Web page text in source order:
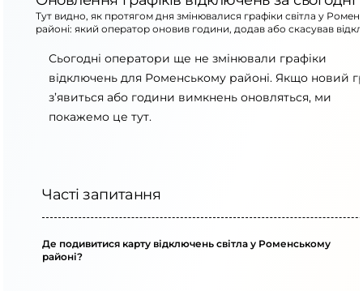
Тут видно, як протягом дня змінювалися графіки світла у
районі: який оператор оновив години, додав або скасував
Сьогодні оператори ще не змінювали графіки
відключень для Роменському районі. Якщо новий
з’явиться або години вимкнень оновляться, ми
покажемо це тут.
Часті запитання
Де подивитися карту відключень світла у Роменському
районі?